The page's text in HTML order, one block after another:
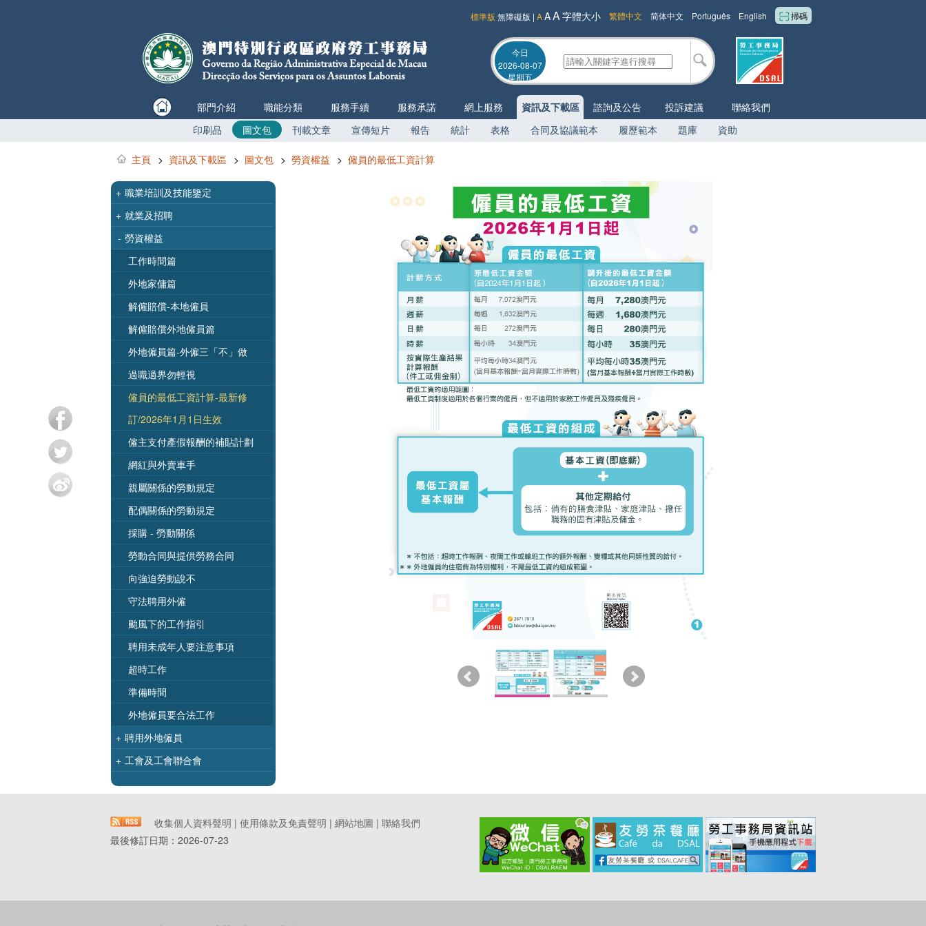
掃碼
English
Português
简体中文
繁體中文
標準版 無障礙版 | AAA字體大小
今日
2026-08-07
星期五
部門介紹 職能分類 服務手續 服務承諾 網上服務
資訊及下載區
印刷品
圖文包 刊載文章 宣傳短片 報告 統計 表格 合同及協議範本 履歷範本 題庫 資助
諮詢及公告 投訴建議 聯絡我們
主頁 > 資訊及下載區 > 圖文包 > 勞資權益 > 僱員的最低工資計算
+ 職業培訓及技能鑒定
+ 就業及招聘
- 勞資權益
工作時間篇
外地家傭篇
解僱賠償-本地僱員
解僱賠償外地僱員篇
外地僱員篇-外僱三「不」做
過職過界勿輕視
僱員的最低工資計算-最新修
訂/2026年1月1日生效
僱主支付產假報酬的補貼計劃
網紅與外賣車手
親屬關係的勞動規定
配偶關係的勞動規定
採購 - 勞動關係
勞動合同與提供勞務合同
向強迫勞動說不
守法聘用外僱
颱風下的工作指引
聘用未成年人要注意事項
超時工作
準備時間
外地僱員要合法工作
+ 聘用外地僱員
+ 工會及工會聯合會
收集個人資料聲明 | 使用條款及免責聲明 | 網站地圖 | 聯絡我們
最後修訂日期： 2026-07-23